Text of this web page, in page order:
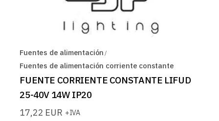
Fuentes de alimentación
Fuentes de alimentación corriente constante
FUENTE CORRIENTE CONSTANTE LIFUD
25-40V 14W IP20
17,22 EUR +IVA